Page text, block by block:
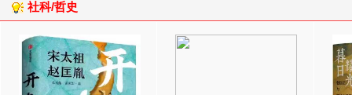
社科/哲史